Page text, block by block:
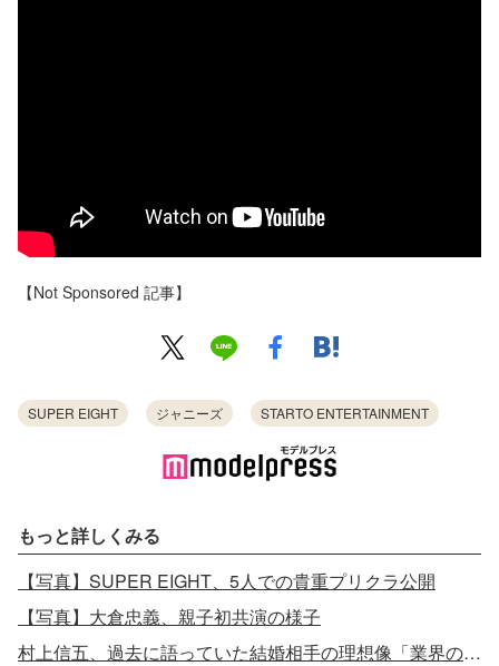
【Not Sponsored 記事】
SUPER EIGHT ジャニーズ STARTO ENTERTAINMENT
もっと詳しくみる
【写真】SUPER EIGHT、5人での貴重プリクラ公開
【写真】大倉忠義、親子初共演の様子
村上信五、過去に語っていた結婚相手の理想像「業界の人は嫌です」